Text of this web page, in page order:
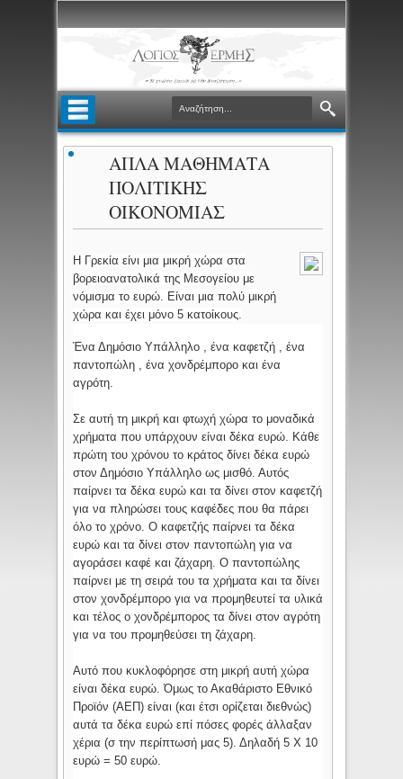
ΑΠΛΑ ΜΑΘΗΜΑΤΑ
ΠΟΛΙΤΙΚΗΣ
ΟΙΚΟΝΟΜΙΑΣ
Η Γρεκία είνι μια μικρή χώρα στα
βορειοανατολικά της Μεσογείου με
νόμισμα το ευρώ. Είναι μια πολύ μικρή
χώρα και έχει μόνο 5 κατοίκους.
Ένα Δημόσιο Υπάλληλο , ένα καφετζή , ένα
παντοπώλη , ένα χονδρέμπορο και ένα
αγρότη.
Σε αυτή τη μικρή και φτωχή χώρα το μοναδικά
χρήματα που υπάρχουν είναι δέκα ευρώ. Κάθε
πρώτη του χρόνου το κράτος δίνει δέκα ευρώ
στον Δημόσιο Υπάλληλο ως μισθό. Αυτός
παίρνει τα δέκα ευρώ και τα δίνει στον καφετζή
για να πληρώσει τους καφέδες που θα πάρει
όλο το χρόνο. Ο καφετζής παίρνει τα δέκα
ευρώ και τα δίνει στον παντοπώλη για να
αγοράσει καφέ και ζάχαρη. Ο παντοπώλης
παίρνει με τη σειρά του τα χρήματα και τα δίνει
στον χονδρέμπορο για να προμηθευτεί τα υλικά
και τέλος ο χονδρέμπορος τα δίνει στον αγρότη
για να του προμηθεύσει τη ζάχαρη.
Αυτό που κυκλοφόρησε στη μικρή αυτή χώρα
είναι δέκα ευρώ. Όμως το Ακαθάριστο Εθνικό
Προϊόν (ΑΕΠ) είναι (και έτσι ορίζεται διεθνώς)
αυτά τα δέκα ευρώ επί πόσες φορές άλλαξαν
χέρια (σ την περίπτωσή μας 5). Δηλαδή 5 Χ 10
ευρώ = 50 ευρώ.